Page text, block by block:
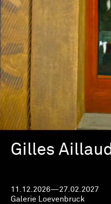
Gilles Aillaud
11.12.2026—27.02.2027
Galerie Loevenbruck